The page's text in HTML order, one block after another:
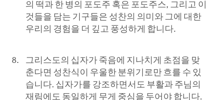
의 떡과 한 병의 포도주 혹은 포도주스, 그리고 이
것들을 담는 기구들은 성찬의 의미와 그에 대한
우리의 경험을 더 깊고 풍성하게 합니다.
그리스도의 십자가 죽음에 지나치게 초점을 맞
춘다면 성찬식이 우울한 분위기로만 흐를 수 있
습니다. 십자가를 강조하면서도 부활과 주님의
재림에도 동일하게 무게 중심을 두어야 합니다.